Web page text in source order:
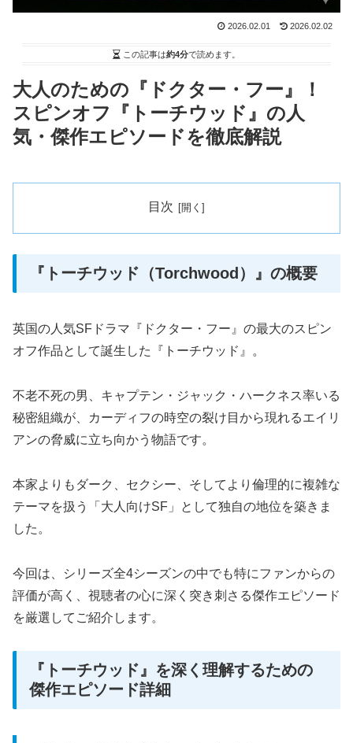
2026.02.01 2026.02.02
この記事は約4分で読めます。
大人のための『ドクター・フー』！
スピンオフ『トーチウッド』の人
気・傑作エピソードを徹底解説
目次
『トーチウッド（Torchwood）』の概要
英国の人気SFドラマ『ドクター・フー』の最大のスピン
オフ作品として誕生した『トーチウッド』。
不老不死の男、キャプテン・ジャック・ハークネス率いる
秘密組織が、カーディフの時空の裂け目から現れるエイリ
アンの脅威に立ち向かう物語です。
本家よりもダーク、セクシー、そしてより倫理的に複雑な
テーマを扱う「大人向けSF」として独自の地位を築きま
した。
今回は、シリーズ全4シーズンの中でも特にファンからの
評価が高く、視聴者の心に深く突き刺さる傑作エピソード
を厳選してご紹介します。
『トーチウッド』を深く理解するための
傑作エピソード詳細